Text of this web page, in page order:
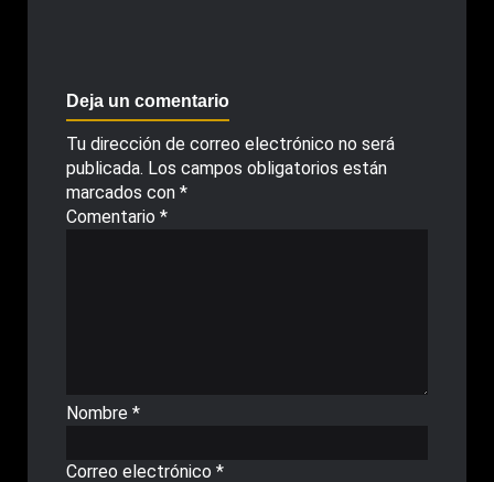
Deja un comentario
Tu dirección de correo electrónico no será
publicada. Los campos obligatorios están
marcados con *
Comentario *
Nombre *
Correo electrónico *